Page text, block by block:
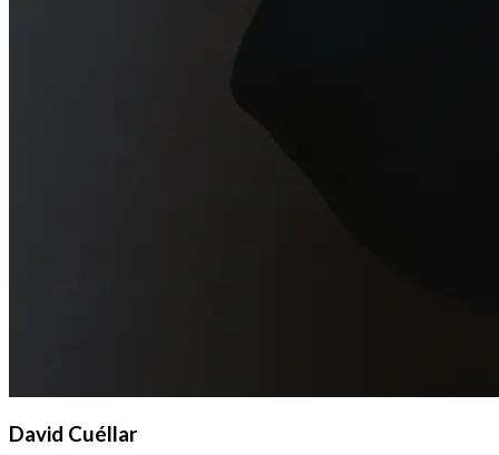
David Cuéllar